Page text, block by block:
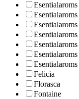
Felicia
Florasca
Fontaine